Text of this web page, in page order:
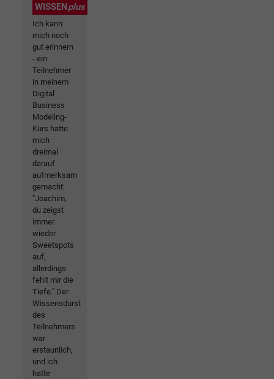
WISSENplus
Ich kann
mich noch
gut erinnern
- ein
Teilnehmer
in meinem
Digital
Business
Modeling-
Kurs hatte
mich
dreimal
darauf
aufmerksam
gemacht:
"Joachim,
du zeigst
immer
wieder
Sweetspots
auf,
allerdings
fehlt mir die
Tiefe." Der
Wissensdurst
des
Teilnehmers
war
erstaunlich,
und ich
hatte